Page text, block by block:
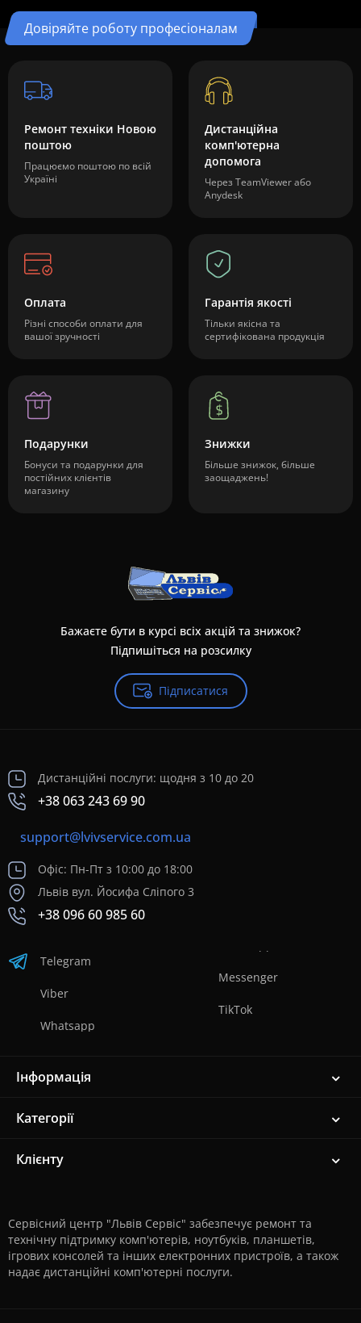
Довіряйте роботу професіоналам
Ремонт техніки Новою
поштою
Працюємо поштою по всій
Україні
Дистанційна
комп'ютерна
допомога
Через TeamViewer або
Anydesk
Оплата
Різні способи оплати для
вашої зручності
Гарантія якості
Тільки якісна та
сертифікована продукція
Подарунки
Бонуси та подарунки для
постійних клієнтів
магазину
Знижки
Більше знижок, більше
заощаджень!
Бажаєте бути в курсі всіх акцій та знижок?
Підпишіться на розсилку
Підписатися
Дистанційні послуги: щодня з 10 до 20
+38 063 243 69 90
support@lvivservice.com.ua
Офіс: Пн-Пт з 10:00 до 18:00
Львів вул. Йосифа Сліпого 3
+38 096 60 985 60
Telegram
Viber
Whatsapp
Messenger
TikTok
Інформація
Категорії
Клієнту
Сервісний центр "Львів Сервіс" забезпечує ремонт та
технічну підтримку комп'ютерів, ноутбуків, планшетів,
ігрових консолей та інших електронних пристроїв, а також
надає дистанційні комп'ютерні послуги.